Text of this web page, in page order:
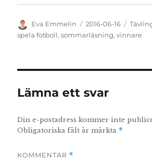
Författare
Eva Emmelin
Publicerat
den
2016-06-16
spela fotboll,sommarläsning,vinnare
Lämna ett svar
Din e-postadress kommer inte
Obligatoriska fält är märkta *
KOMMENTAR *